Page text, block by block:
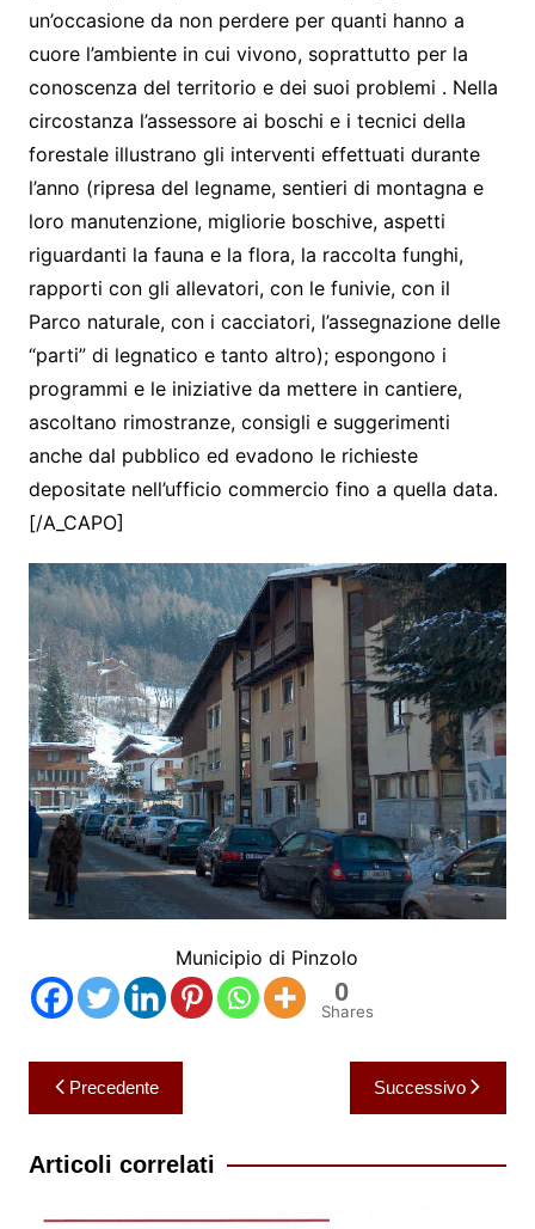
un’occasione da non perdere per quanti hanno a
cuore l’ambiente in cui vivono, soprattutto per la
conoscenza del territorio e dei suoi problemi . Nella
circostanza l’assessore ai boschi e i tecnici della
forestale illustrano gli interventi effettuati durante
l’anno (ripresa del legname, sentieri di montagna e
loro manutenzione, migliorie boschive, aspetti
riguardanti la fauna e la flora, la raccolta funghi,
rapporti con gli allevatori, con le funivie, con il
Parco naturale, con i cacciatori, l’assegnazione delle
“parti” di legnatico e tanto altro); espongono i
programmi e le iniziative da mettere in cantiere,
ascoltano rimostranze, consigli e suggerimenti
anche dal pubblico ed evadono le richieste
depositate nell’ufficio commercio fino a quella data.
[/A_CAPO]
Municipio di Pinzolo
0
Shares
Navigazione
articoli
Precedente Successivo
Articoli correlati